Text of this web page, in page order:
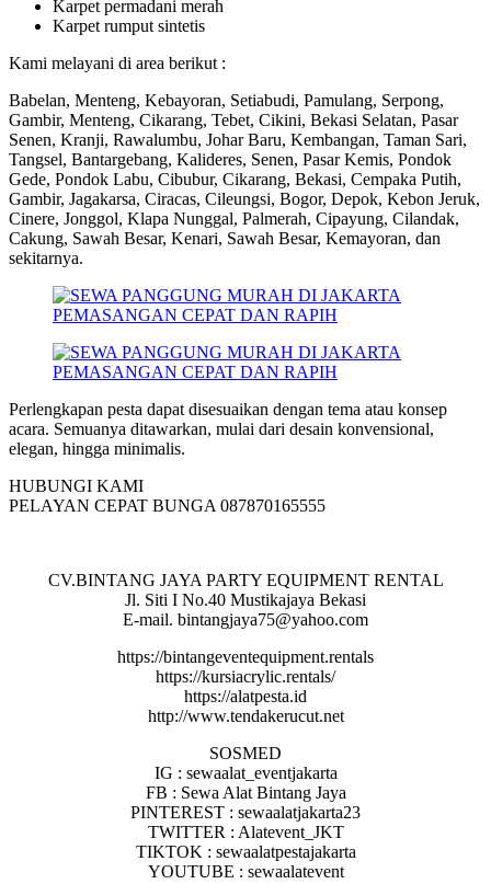
Karpet permadani merah
Karpet rumput sintetis
Kami melayani di area berikut :
Babelan, Menteng, Kebayoran, Setiabudi, Pamulang, Serpong,
Gambir, Menteng, Cikarang, Tebet, Cikini, Bekasi Selatan, Pasar
Senen, Kranji, Rawalumbu, Johar Baru, Kembangan, Taman Sari,
Tangsel, Bantargebang, Kalideres, Senen, Pasar Kemis, Pondok
Gede, Pondok Labu, Cibubur, Cikarang, Bekasi, Cempaka Putih,
Gambir, Jagakarsa, Ciracas, Cileungsi, Bogor, Depok, Kebon Jeruk,
Cinere, Jonggol, Klapa Nunggal, Palmerah, Cipayung, Cilandak,
Cakung, Sawah Besar, Kenari, Sawah Besar, Kemayoran, dan
sekitarnya.
Perlengkapan pesta dapat disesuaikan dengan tema atau konsep
acara. Semuanya ditawarkan, mulai dari desain konvensional,
elegan, hingga minimalis.
HUBUNGI KAMI
PELAYAN CEPAT BUNGA 087870165555
CV.BINTANG JAYA PARTY EQUIPMENT RENTAL
Jl. Siti I No.40 Mustikajaya Bekasi
E-mail. bintangjaya75@yahoo.com
https://bintangeventequipment.rentals
https://kursiacrylic.rentals/
https://alatpesta.id
http://www.tendakerucut.net
SOSMED
IG : sewaalat_eventjakarta
FB : Sewa Alat Bintang Jaya
PINTEREST : sewaalatjakarta23
TWITTER : Alatevent_JKT
TIKTOK : sewaalatpestajakarta
YOUTUBE : sewaalatevent